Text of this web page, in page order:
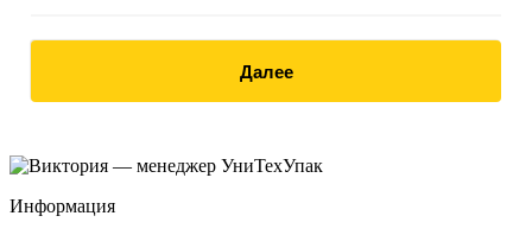
Далее
Информация